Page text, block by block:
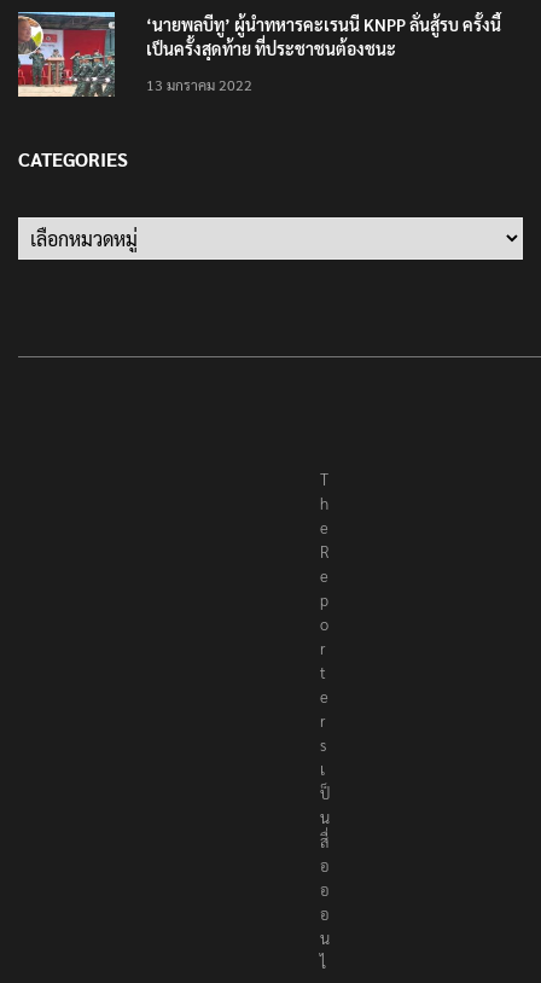
‘นายพลบีทู’ ผู้นำทหารคะเรนนี KNPP ลั่นสู้รบ ครั้งนี้
เป็นครั้งสุดท้าย ที่ประชาชนต้องชนะ
13 มกราคม 2022
CATEGORIES
Categories
T
h
e
R
e
p
o
r
t
e
r
s
เ
ป็
น
สื่
อ
อ
อ
น
ไ